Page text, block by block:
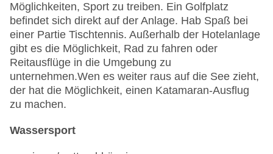
Möglichkeiten, Sport zu treiben. Ein Golfplatz
befindet sich direkt auf der Anlage. Hab Spaß bei
einer Partie Tischtennis. Außerhalb der Hotelanlage
gibt es die Möglichkeit, Rad zu fahren oder
Reitausflüge in die Umgebung zu
unternehmen.Wen es weiter raus auf die See zieht,
der hat die Möglichkeit, einen Katamaran-Ausflug
zu machen.
Wassersport